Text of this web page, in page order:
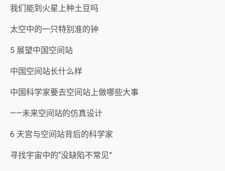
我们能到火星上种土豆吗
太空中的一只特别准的钟
5 展望中国空间站
中国空间站长什么样
中国科学家要去空间站上做哪些大事
——未来空间站的仿真设计
6 天宫与空间站背后的科学家
寻找宇宙中的“没缺陷不常见”